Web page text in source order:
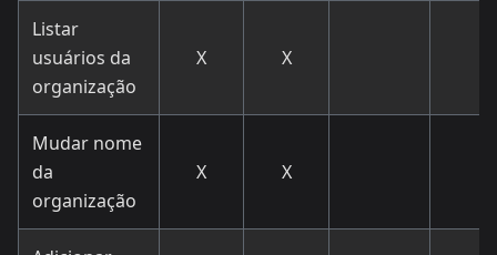
Listar
usuários da
organização
X X
Mudar nome
da
organização
X X